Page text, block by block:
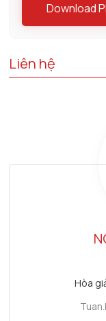
Download
Liên hệ
Hòa